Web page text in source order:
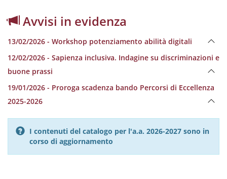
Avvisi in evidenza
13/02/2026 - Workshop potenziamento abilità digitali
12/02/2026 - Sapienza inclusiva. Indagine su discriminazioni e
buone prassi
19/01/2026 - Proroga scadenza bando Percorsi di Eccellenza
2025-2026
I contenuti del catalogo per l'a.a. 2026-2027 sono in
corso di aggiornamento